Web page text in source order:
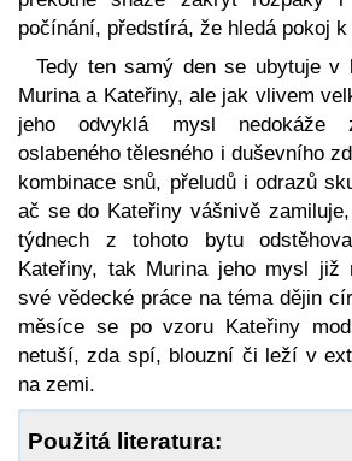
počínání, předstírá, že hledá pokoj k
Tedy ten samý den se ubytuje v
Murina a Kateřiny, ale jak vlivem
jeho odvyklá mysl nedokáže
oslabeného tělesného i duševního
kombinace snů, přeludů i odrazů
ač se do Kateřiny vášnivě
týdnech z tohoto bytu
Kateřiny, tak Murina jeho mysl již
své vědecké práce na téma dějin
měsíce se po vzoru Kateřiny
netuší, zda spí, blouzní či leží v
na zemi.
Použitá literatura: